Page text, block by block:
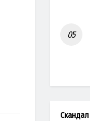
Скандал